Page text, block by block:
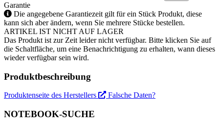
Garantie
Die angegebene Garantiezeit gilt für ein Stück Produkt, diese
kann sich aber ändern, wenn Sie mehrere Stücke bestellen.
ARTIKEL IST NICHT AUF LAGER
Das Produkt ist zur Zeit leider nicht verfügbar. Bitte klicken Sie auf
die Schaltfläche, um eine Benachrichtigung zu erhalten, wann dieses
wieder verfügbar sein wird.
Produktbeschreibung
Produktenseite des Herstellers Falsche Daten?
NOTEBOOK-SUCHE